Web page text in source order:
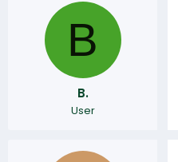
B
B.
User